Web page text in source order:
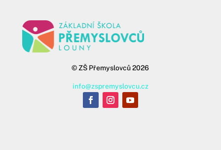
© ZŠ Přemyslovců 2026
info@zspremyslovcu.cz